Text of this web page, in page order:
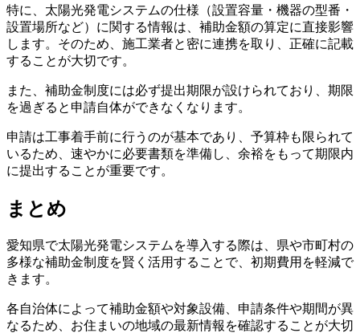
特に、太陽光発電システムの仕様（設置容量・機器の型番・
設置場所など）に関する情報は、補助金額の算定に直接影響
します。そのため、施工業者と密に連携を取り、正確に記載
することが大切です。
また、補助金制度には必ず提出期限が設けられており、期限
を過ぎると申請自体ができなくなります。
申請は工事着手前に行うのが基本であり、予算枠も限られて
いるため、速やかに必要書類を準備し、余裕をもって期限内
に提出することが重要です。
まとめ
愛知県で太陽光発電システムを導入する際は、県や市町村の
多様な補助金制度を賢く活用することで、初期費用を軽減で
きます。
各自治体によって補助金額や対象設備、申請条件や期間が異
なるため、お住まいの地域の最新情報を確認することが大切